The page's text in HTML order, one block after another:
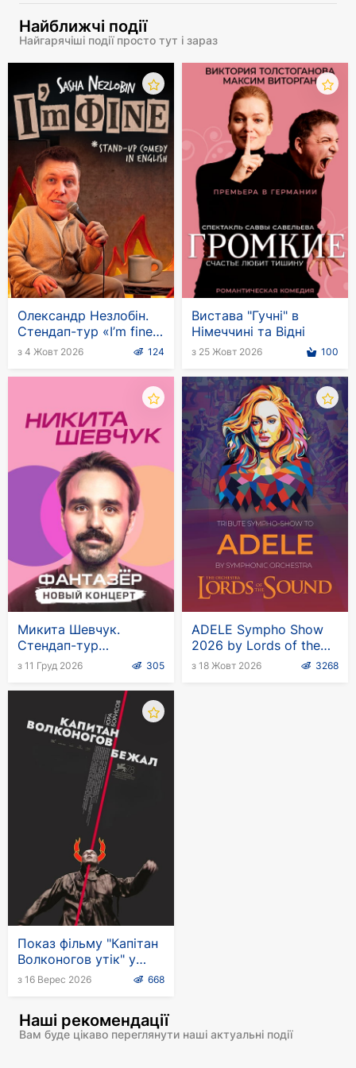
Найближчі події
Найгарячіші події просто тут і зараз
Олександр Незлобін.
Стендап-тур «I’m fine»
англійською мовою
з 4 Жовт 2026 124
Вистава "Гучні" в
Німеччині та Відні
з 25 Жовт 2026 100
Микита Шевчук.
Стендап-тур
«Фантазер»
з 11 Груд 2026 305
ADELE Sympho Show
2026 by Lords of the
Sound
з 18 Жовт 2026 3268
Показ фільму "Капітан
Волконогов утік" у
Німеччині
з 16 Верес 2026 668
Наші рекомендації
Вам буде цікаво переглянути наші актуальні події